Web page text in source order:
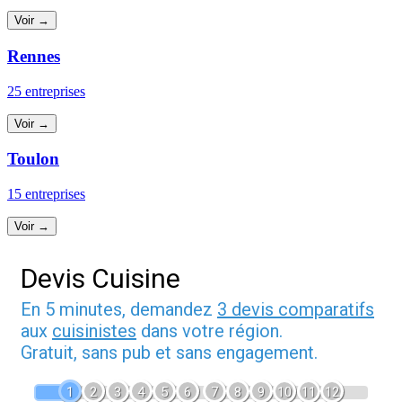
Voir →
Rennes
25 entreprises
Voir →
Toulon
15 entreprises
Voir →
Devis Cuisine
En 5 minutes, demandez 3 devis comparatifs
aux cuisinistes dans votre région.
Gratuit, sans pub et sans engagement.
1 2 3 4 5 6 7 8 9 10 11 12